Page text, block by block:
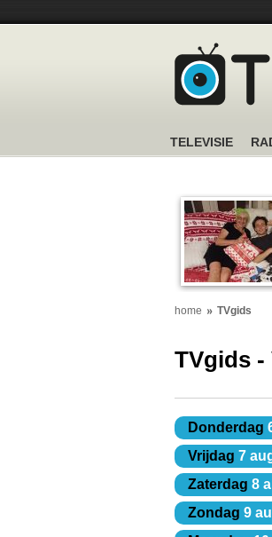
TELEVISIE
home TVgids
TVgids -
Donderdag
Vrijdag 7
Zaterdag 8
Zondag 9